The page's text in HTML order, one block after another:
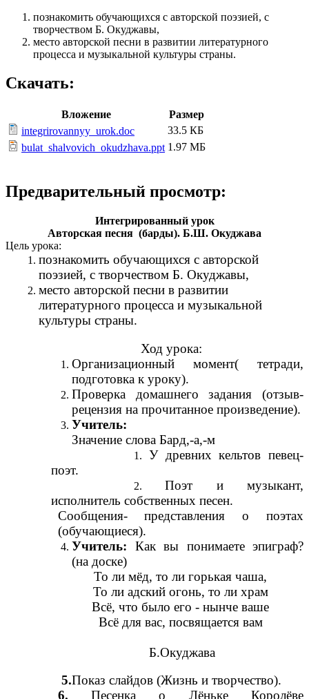
познакомить обучающихся с авторской поэзией, с
творчеством Б. Окуджавы,
место авторской песни в развитии литературного
процесса и музыкальной культуры страны.
Скачать:
Вложение
Размер
integrirovannyy_urok.doc
33.5 КБ
bulat_shalvovich_okudzhava.ppt 1.97 МБ
Предварительный просмотр:
Интегрированный урок
Авторская песня (барды). Б.Ш. Окуджава
Цель урока:
познакомить обучающихся с авторской
поэзией, с творчеством Б. Окуджавы,
место авторской песни в развитии
литературного процесса и музыкальной
культуры страны.
Ход урока:
Организационный момент( тетради,
подготовка к уроку).
Проверка домашнего задания (отзыв-
рецензия на прочитанное произведение).
Учитель:
Значение слова Бард,-а,-м
У древних кельтов певец-
поэт.
Поэт и музыкант,
исполнитель собственных песен.
Сообщения- представления о поэтах
(обучающиеся).
Учитель: Как вы понимаете эпиграф?
(на доске)
То ли мёд, то ли горькая чаша,
То ли адский огонь, то ли храм
Всё, что было его - нынче ваше
Всё для вас, посвящается вам
Б.Окуджава
5.Показ слайдов (Жизнь и творчество).
6. Песенка о Лёньке Королёве